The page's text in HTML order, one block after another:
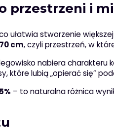
przestrzeni i
ułatwia stworzenie
cm, czyli przestrzeń, w
nabiera charakteru
które lubią „opierać się”
– to naturalna różnica